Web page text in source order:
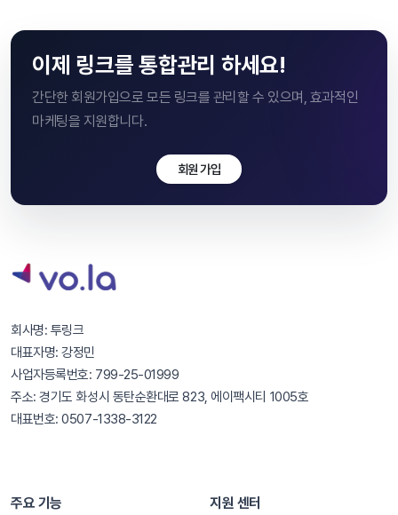
이제 링크를 통합관리 하세요!
간단한 회원가입으로 모든 링크를 관리할 수 있으며, 효과적인
마케팅을 지원합니다.
회원 가입
회사명: 투링크
대표자명: 강정민
사업자등록번호: 799-25-01999
주소: 경기도 화성시 동탄순환대로 823, 에이팩시티 1005호
대표번호: 0507-1338-3122
주요 기능 지원 센터